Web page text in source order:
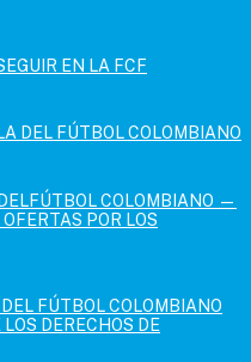
EN LA FCF
DEL FÚTBOL COLOMBIANO
COLOMBIANO —
POR LOS
FÚTBOL COLOMBIANO
DERECHOS DE